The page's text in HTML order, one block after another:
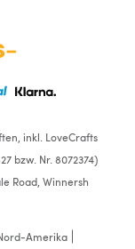
inkl. LoveCrafts
bzw. Nr. 8072374)
Road, Winnersh
Amerika